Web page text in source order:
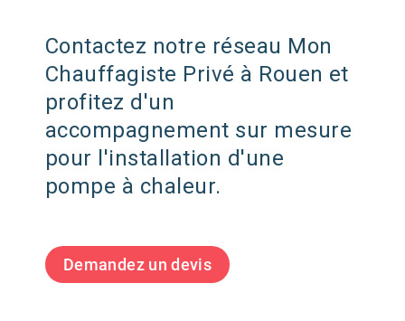
Contactez notre réseau Mon
Chauffagiste Privé à Rouen et
profitez d'un
accompagnement sur mesure
pour l'installation d'une
pompe à chaleur.
Demandez un devis